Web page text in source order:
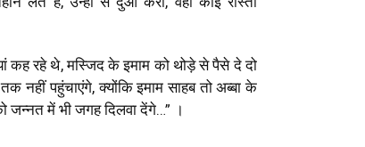
कह रहे थे,मस्जिद केइमाम को थोड़े से पैसे दे दो
नहीं पहुंचाएंगे,क्योंकि इमाम साहब तो अब्बा के
जन्नत में भी जगह दिलवा देंगे…” ।